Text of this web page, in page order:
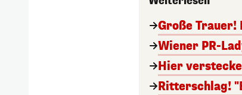
Große Trauer!
Wiener PR-
Hier
Ritterschlag!